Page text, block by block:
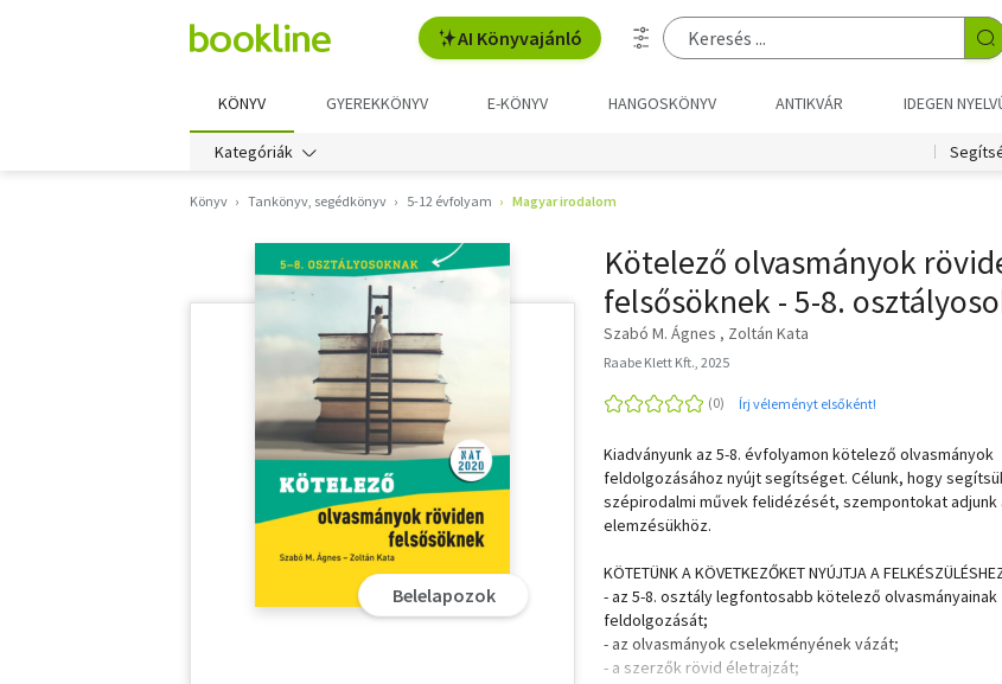
AI Könyvajánló
KÖNYV GYEREKKÖNYV E-KÖNYV HANGOSKÖNYV ANTIKVÁR IDEGEN
Kategóriák
Könyv Tankönyv, segédkönyv 5-12 évfolyam Magyar irodalom
Belelapozok
Kötelező olvasmányok
felsősöknek - 5-8.
Szabó M. Ágnes Zoltán Kata
Raabe Klett Kft., 2025
Írj véleményt elsőként!
Kiadványunk az 5-8. évfolyamon kötelező olvasmányok
feldolgozásához nyújt segítséget. Célunk, hogy
szépirodalmi művek felidézését, szempontokat adjunk
elemzésükhöz.
KÖTETÜNK A KÖVETKEZŐKET NYÚJTJA A
- az 5-8. osztály legfontosabb kötelező olvasmányainak
feldolgozását;
- az olvasmányok cselekményének vázát;
- a szerzők rövid életrajzát;